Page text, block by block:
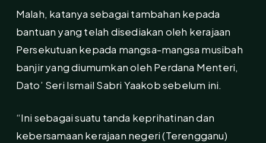
Malah, katanya sebagai tambahan kepada
bantuan yang telah disediakan oleh kerajaan
Persekutuan kepada mangsa-mangsa musibah
banjir yang diumumkan oleh Perdana Menteri,
Dato’ Seri Ismail Sabri Yaakob sebelum ini.
“Ini sebagai suatu tanda keprihatinan dan
kebersamaan kerajaan negeri (Terengganu)